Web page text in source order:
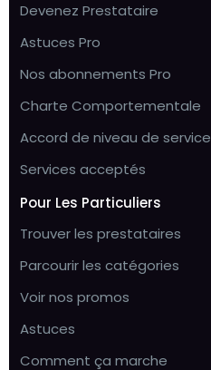
Devenez Prestataire
Astuces Pro
Nos abonnements Pro
Charte Comportementale
Accord de niveau de service
Services acceptés
Pour Les Particuliers
Trouver les prestataires
Parcourir les catégories
Voir nos promos
Astuces
Comment ça marche